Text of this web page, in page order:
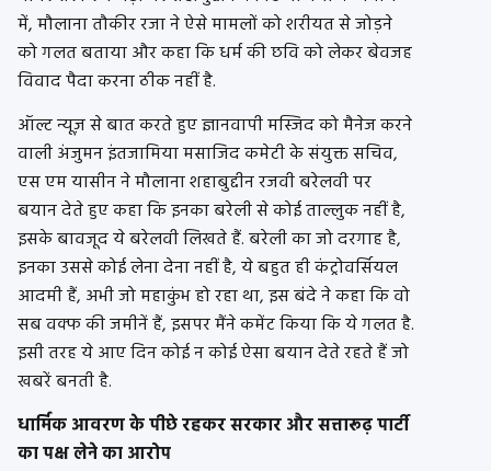
में, मौलाना तौकीर रजा ने ऐसे मामलों को शरीयत से जोड़ने
को गलत बताया और कहा कि धर्म की छवि को लेकर बेवजह
विवाद पैदा करना ठीक नहीं है.
ऑल्ट न्यूज़ से बात करते हुए ज्ञानवापी मस्जिद को मैनेज करने
वाली अंजुमन इंतजामिया मसाजिद कमेटी के संयुक्त सचिव,
एस एम यासीन ने मौलाना शहाबुद्दीन रजवी बरेलवी पर
बयान देते हुए कहा कि इनका बरेली से कोई ताल्लुक नहीं है,
इसके बावजूद ये बरेलवी लिखते हैं. बरेली का जो दरगाह है,
इनका उससे कोई लेना देना नहीं है, ये बहुत ही कंट्रोवर्सियल
आदमी हैं, अभी जो महाकुंभ हो रहा था, इस बंदे ने कहा कि वो
सब वक्फ की जमीनें हैं, इसपर मैंने कमेंट किया कि ये गलत है.
इसी तरह ये आए दिन कोई न कोई ऐसा बयान देते रहते हैं जो
खबरें बनती है.
धार्मिक आवरण के पीछे रहकर सरकार और सत्तारूढ़ पार्टी
का पक्ष लेने का आरोप